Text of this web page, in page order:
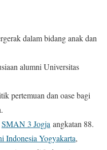
dalam bidang anak dan
alumni Universitas
pertemuan dan oase bagi
SMAN 3 Jogja angkatan 88.
Indonesia Yogyakarta,